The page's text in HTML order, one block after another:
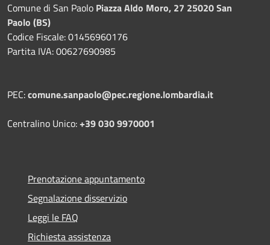
Comune di San Paolo Piazza Aldo Moro, 27 25020 San
Paolo (BS)
Codice Fiscale: 01456960176
Partita IVA: 00627690985
PEC:comune.sanpaolo@pec.regione.lombardia.it
Centralino Unico:+39 030 9970001
Prenotazione appuntamento
Segnalazione disservizio
Leggi le FAQ
Richiesta assistenza